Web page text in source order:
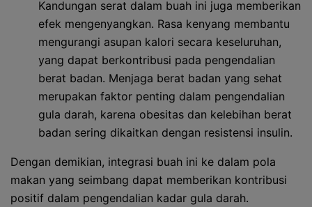
Kandungan serat dalam buah ini juga memberikan
efek mengenyangkan. Rasa kenyang membantu
mengurangi asupan kalori secara keseluruhan,
yang dapat berkontribusi pada pengendalian
berat badan. Menjaga berat badan yang sehat
merupakan faktor penting dalam pengendalian
gula darah, karena obesitas dan kelebihan berat
badan sering dikaitkan dengan resistensi insulin.
Dengan demikian, integrasi buah ini ke dalam pola
makan yang seimbang dapat memberikan kontribusi
positif dalam pengendalian kadar gula darah.